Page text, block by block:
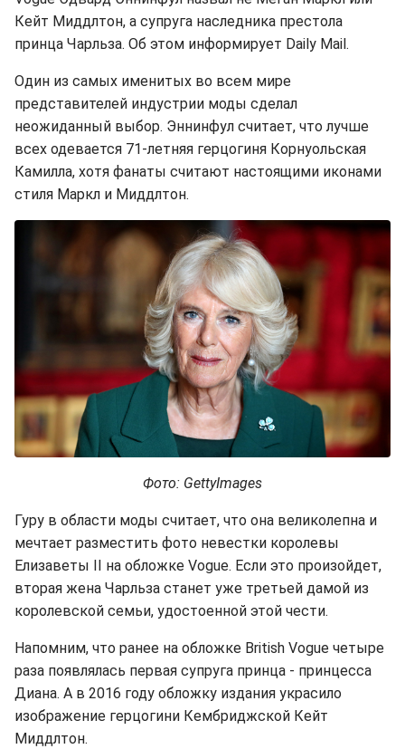
Кейт Миддлтон, а супруга наследника престола
принца Чарльза. Об этом информирует Daily Mail.
Один из самых именитых во всем мире
представителей индустрии моды сделал
неожиданный выбор. Эннинфул считает, что лучше
всех одевается 71-летняя герцогиня Корнуольская
Камилла, хотя фанаты считают настоящими иконами
стиля Маркл и Миддлтон.
Фото: GettyImages
Гуру в области моды считает, что она великолепна и
мечтает разместить фото невестки королевы
Елизаветы II на обложке Vogue. Если это произойдет,
вторая жена Чарльза станет уже третьей дамой из
королевской семьи, удостоенной этой чести.
Напомним, что ранее на обложке British Vogue четыре
раза появлялась первая супруга принца - принцесса
Диана. А в 2016 году обложку издания украсило
изображение герцогини Кембриджской Кейт
Миддлтон.